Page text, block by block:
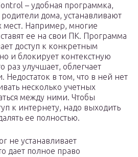
– удобная программка,
дома, устанавливают
мест. Например, многие
ее на свои ПК. Программа
доступ к конкретным
и блокирует контекстную
раз улучшает, облегчает
Недостаток в том, что в ней нет
несколько учетных
между ними. Чтобы
к интернету, надо выходить
ее полностью.
не устанавливает
дает полное право